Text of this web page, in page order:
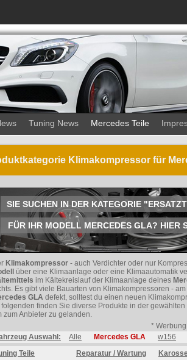
Tuning News Mercedes Teile
Klimakompressor für
SIE SUCHEN IN DER KATEGORIE
FÜR IHR MODELL MERCEDES GLA? HIER
Klimakompressor - auch Verdichter oder nur
über eine Klimaanlage oder eine Klimaautomatik
im Kältekreislauf der Klimaanlage deines
Es gibt viele Bauarten von Klimakompressoren -
GLA defekt, solltest du einen neuen
folgenden finden Sie diverse Produkte in der
zum Anbieter zu gelanden.
*
Auswahl:
Alle Mercedes GLA w156
Teile
Reparatur / Wartung